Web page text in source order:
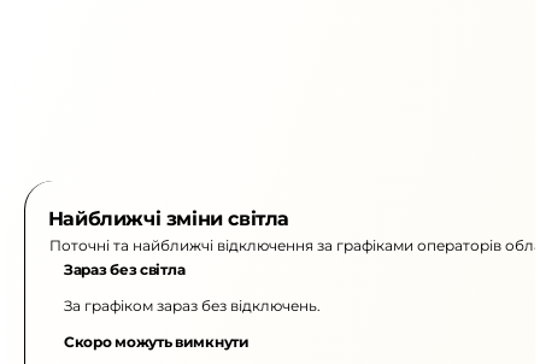
Найближчі зміни світла
Поточні та найближчі відключення за графіками операторів
Зараз без світла
За графіком зараз без відключень.
Скоро можуть вимкнути